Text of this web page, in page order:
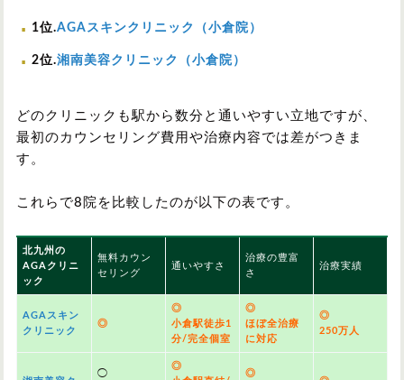
1位.AGAスキンクリニック（小倉院）
2位.湘南美容クリニック（小倉院）
どのクリニックも駅から数分と通いやすい立地ですが、
最初のカウンセリング費用や治療内容では差がつきま
す。
これらで8院を比較したのが以下の表です。
北九州の
AGAクリニ
ック
無料カウン
セリング
通いやすさ
治療の豊富
さ
治療実績
AGAスキン
クリニック
◎
◎
小倉駅徒歩1
分/完全個室
◎
ほぼ全治療
に対応
◎
250万人
◯
◎
◎